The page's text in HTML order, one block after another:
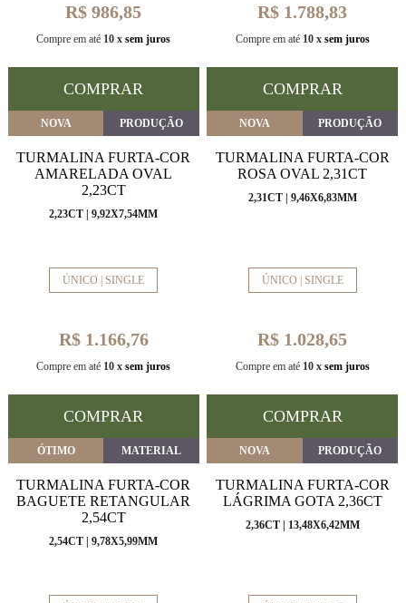
R$ 986,85
Compre em até 10 x sem juros
COMPRAR
R$ 1.788,83
Compre em até 10 x sem juros
COMPRAR
NOVA PRODUÇÃO
TURMALINA FURTA-COR
AMARELADA OVAL
2,23CT
2,23CT | 9,92X7,54MM
ÚNICO | SINGLE
R$ 1.166,76
Compre em até 10 x sem juros
COMPRAR
NOVA PRODUÇÃO
TURMALINA FURTA-COR
ROSA OVAL 2,31CT
2,31CT | 9,46X6,83MM
ÚNICO | SINGLE
R$ 1.028,65
Compre em até 10 x sem juros
COMPRAR
ÓTIMO MATERIAL
TURMALINA FURTA-COR
BAGUETE RETANGULAR
2,54CT
2,54CT | 9,78X5,99MM
NOVA PRODUÇÃO
TURMALINA FURTA-COR
LÁGRIMA GOTA 2,36CT
2,36CT | 13,48X6,42MM